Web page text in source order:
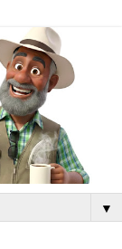
▼